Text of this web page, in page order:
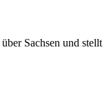
Sachsen und stellt